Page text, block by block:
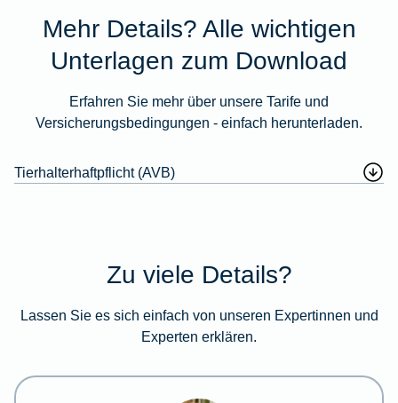
Mehr Details? Alle wichtigen
Unterlagen zum Download
Erfahren Sie mehr über unsere Tarife und
Versicherungsbedingungen - einfach herunterladen.
Tierhalterhaftpflicht (AVB)
Zu viele Details?
Lassen Sie es sich einfach von unseren Expertinnen und
Experten erklären.